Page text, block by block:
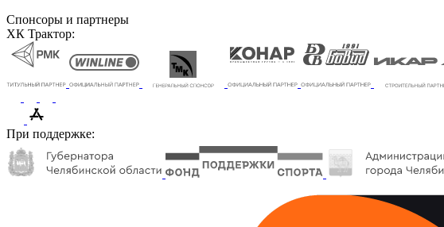
Спонсоры и партнеры
ХК Трактор:
При поддержке: